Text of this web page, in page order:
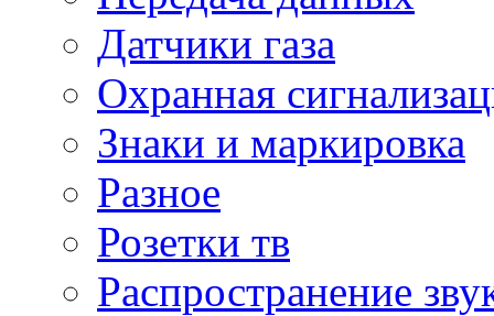
Датчики газа
Охранная
Знаки и маркировка
Разное
Розетки тв
Распространение